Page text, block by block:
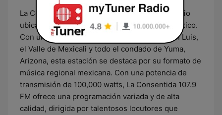
La Consentida 107.9 FM es una estación de radio
ubicada en San Luis Río Colorado, Sonora, México.
Con una cobertura que abarca el Valle de San Luis,
el Valle de Mexicali y todo el condado de Yuma,
Arizona, esta estación se destaca por su formato de
música regional mexicana. Con una potencia de
transmisión de 100,000 watts, La Consentida 107.9
FM ofrece una programación variada y de alta
calidad, dirigida por talentosos locutores que